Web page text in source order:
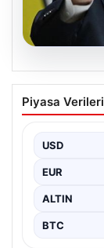
Aziz
Hamlesi:
Fenerbahçe
ve…
Piyasa Verileri
USD
EUR
ALTIN
BTC